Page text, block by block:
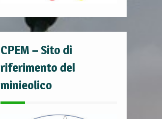
CPEM – Sito di
riferimento del
minieolico